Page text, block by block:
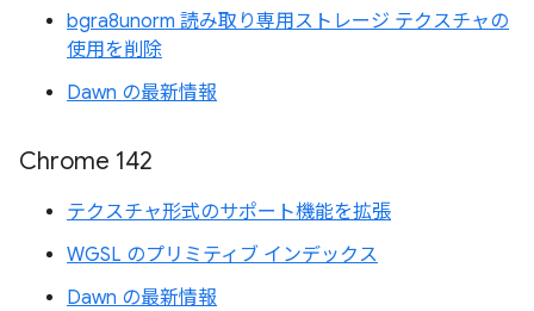
bgra8unorm 読み取り専用ストレージ テクスチャの
使用を削除
Dawn の最新情報
Chrome 142
テクスチャ形式のサポート機能を拡張
WGSL のプリミティブ インデックス
Dawn の最新情報